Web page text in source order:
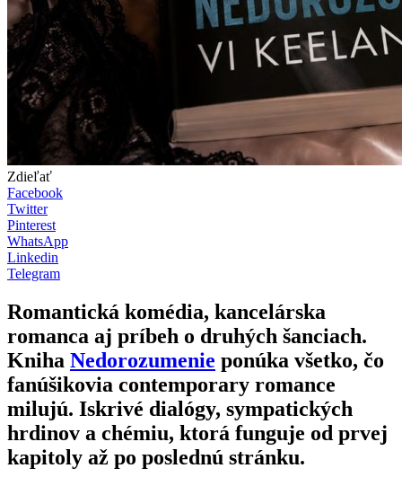
Zdieľať
Facebook
Twitter
Pinterest
WhatsApp
Linkedin
Telegram
Romantická komédia, kancelárska
romanca aj príbeh o druhých šanciach.
Kniha Nedorozumenie ponúka všetko, čo
fanúšikovia contemporary romance
milujú. Iskrivé dialógy, sympatických
hrdinov a chémiu, ktorá funguje od prvej
kapitoly až po poslednú stránku.